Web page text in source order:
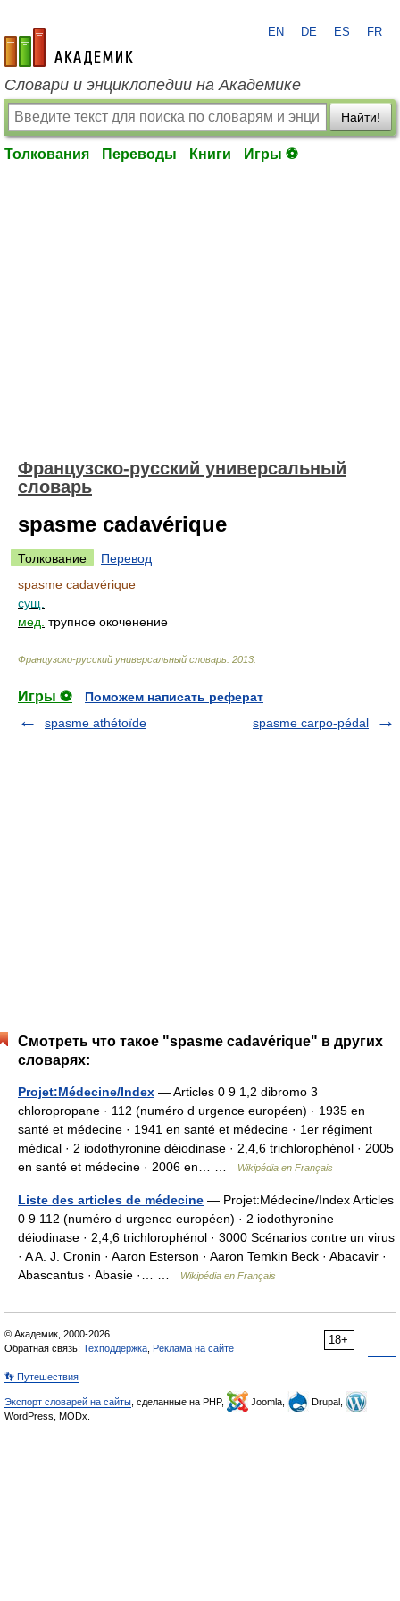
academic.ru
EN DE ES FR
Словари и энциклопедии на Академике
Найти!
Толкования Переводы Книги Игры ⚽
Французско-русский универсальный
словарь
spasme cadavérique
Толкование
Перевод
spasme cadavérique
сущ.
мед. трупное окоченение
Французско-русский универсальный словарь 2013
Игры ⚽
Поможем написать реферат
spasme athétoïde
spasme carpo-pédal
Смотреть что такое "spasme cadavérique" в других
словарях:
Projet:Médecine/Index — Articles 0 9 1,2 dibromo 3
chloropropane · 112 (numéro d urgence européen) · 1935 en
santé et médecine · 1941 en santé et médecine · 1er régiment
médical · 2 iodothyronine déiodinase · 2,4,6 trichlorophénol · 2005
en santé et médecine · 2006 en… …
Wikipédia en Français
Liste des articles de médecine — Projet:Médecine/Index Articles
0 9 112 (numéro d urgence européen) · 2 iodothyronine
déiodinase · 2,4,6 trichlorophénol · 3000 Scénarios contre un virus
· A A. J. Cronin · Aaron Esterson · Aaron Temkin Beck · Abacavir ·
Abascantus · Abasie ·… …
Wikipédia en Français
18+
© Академик, 2000-2026
Обратная связь: Техподдержка Реклама на сайте
👣 Путешествия
Экспорт словарей на сайты , сделанные на PHP, Joomla,
Drupal,
WordPress, MODx.